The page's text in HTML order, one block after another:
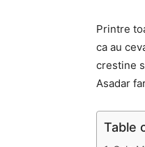
Printre
ca au
crestine
Asadar
Table